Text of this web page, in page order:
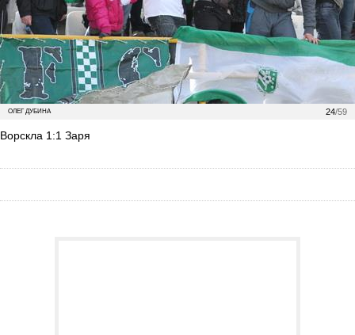
24/59
ОЛЕГ ДУБИНА
Ворскла 1:1 Заря